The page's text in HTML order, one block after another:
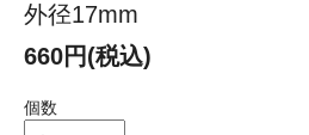
外径17mm
660円(税込)
個数